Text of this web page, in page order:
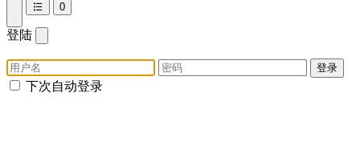
0
登陆
登录
下次自动登录